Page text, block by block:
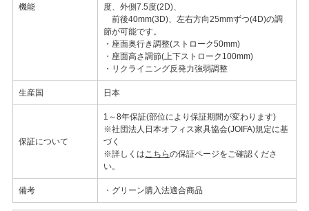
機能
度、外側7.5度(2D)、
前後40mm(3D)、左右方向25mmずつ(4D)の調
節が可能です。
・座面奥行き調整(ストローク50mm)
・座面高さ調節(上下ストローク100mm)
・リクライニング反発力強弱調整
生産国 日本
保証について
1～8年保証(部位により保証期間が変わります)
※社団法人日本オフィス家具協会(JOIFA)規定に基
づく
※詳しくはこちらの保証ページをご確認くださ
い。
備考 ・グリーン購入法適合商品